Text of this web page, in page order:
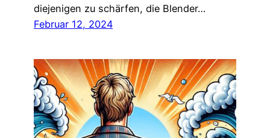
diejenigen zu schärfen, die Blender…
Februar 12, 2024